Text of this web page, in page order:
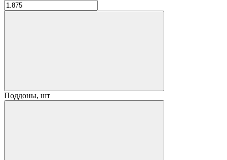
Поддоны, шт